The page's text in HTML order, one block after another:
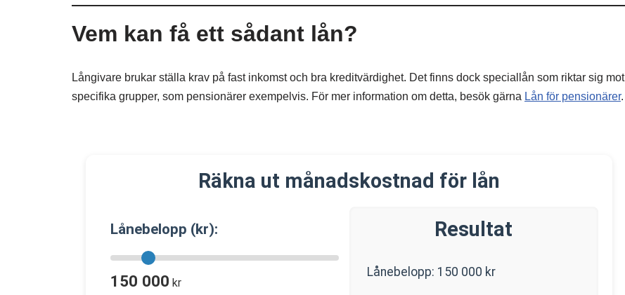
Vem kan få ett sådant lån?
Långivare brukar ställa krav på fast inkomst och bra kreditvärdighet. Det finns dock speciallån som riktar sig mot
specifika grupper, som pensionärer exempelvis. För mer information om detta, besök gärna Lån för pensionärer.
Räkna ut månadskostnad för lån
Lånebelopp (kr):
150 000 kr
Resultat
Lånebelopp: 150 000 kr